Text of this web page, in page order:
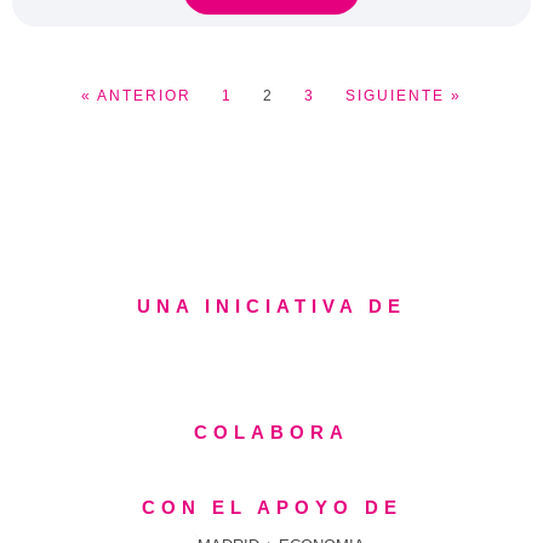
« ANTERIOR 1 2 3 SIGUIENTE »
UNA INICIATIVA DE
COLABORA
CON EL APOYO DE